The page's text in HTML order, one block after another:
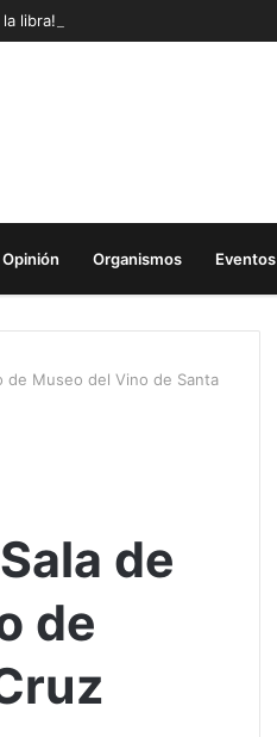
libra!
Organismos Eventos
de Museo del Vino de Santa
de
de